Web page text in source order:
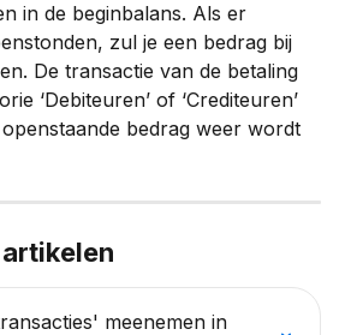
in de beginbalans. Als er
zul je een bedrag bij
De transactie van de betaling
‘Debiteuren’ of ‘Crediteuren’
bedrag weer wordt
meenemen in